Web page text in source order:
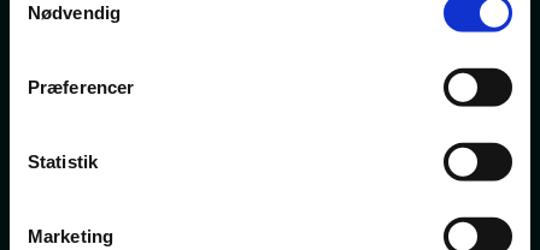
Nødvendig
Præferencer
Statistik
Marketing